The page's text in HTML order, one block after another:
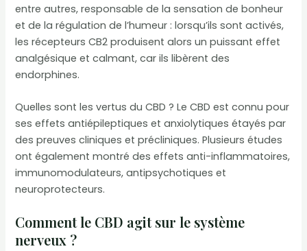
entre autres, responsable de la sensation de bonheur
et de la régulation de l’humeur : lorsqu’ils sont activés,
les récepteurs CB2 produisent alors un puissant effet
analgésique et calmant, car ils libèrent des
endorphines.
Quelles sont les vertus du CBD ? Le CBD est connu pour
ses effets antiépileptiques et anxiolytiques étayés par
des preuves cliniques et précliniques. Plusieurs études
ont également montré des effets anti-inflammatoires,
immunomodulateurs, antipsychotiques et
neuroprotecteurs.
Comment le CBD agit sur le système
nerveux ?